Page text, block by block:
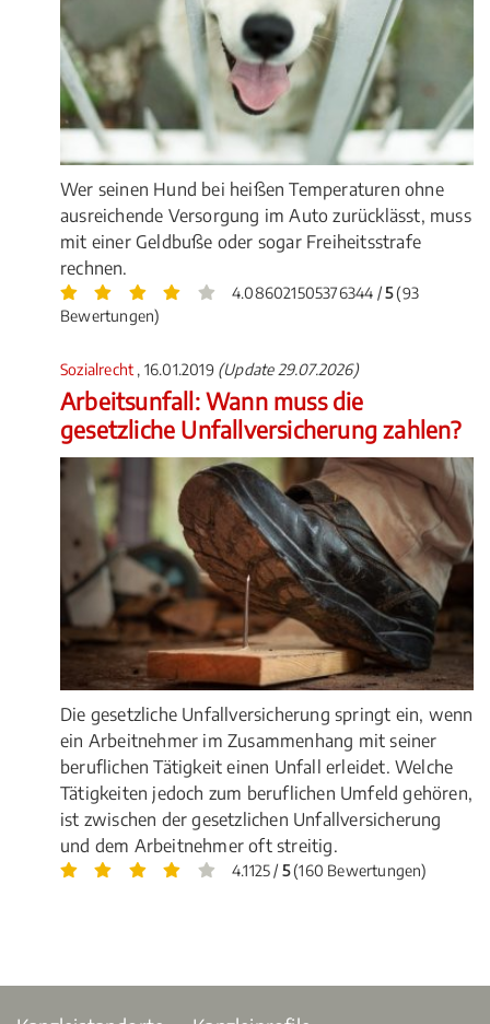
Wer seinen Hund bei heißen Temperaturen ohne
ausreichende Versorgung im Auto zurücklässt, muss
mit einer Geldbuße oder sogar Freiheitsstrafe
rechnen.
4.086021505376344 /5(93
Bewertungen)
Sozialrecht , 16.01.2019 (Update 29.07.2026)
Arbeitsunfall: Wann muss die
gesetzliche Unfallversicherung zahlen?
Die gesetzliche Unfallversicherung springt ein, wenn
ein Arbeitnehmer im Zusammenhang mit seiner
beruflichen Tätigkeit einen Unfall erleidet. Welche
Tätigkeiten jedoch zum beruflichen Umfeld gehören,
ist zwischen der gesetzlichen Unfallversicherung
und dem Arbeitnehmer oft streitig.
4.1125 / 5(160 Bewertungen)